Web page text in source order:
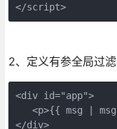
</script>
2、定义有参全局过
<div id="app">
<p>{{ msg |
</div>